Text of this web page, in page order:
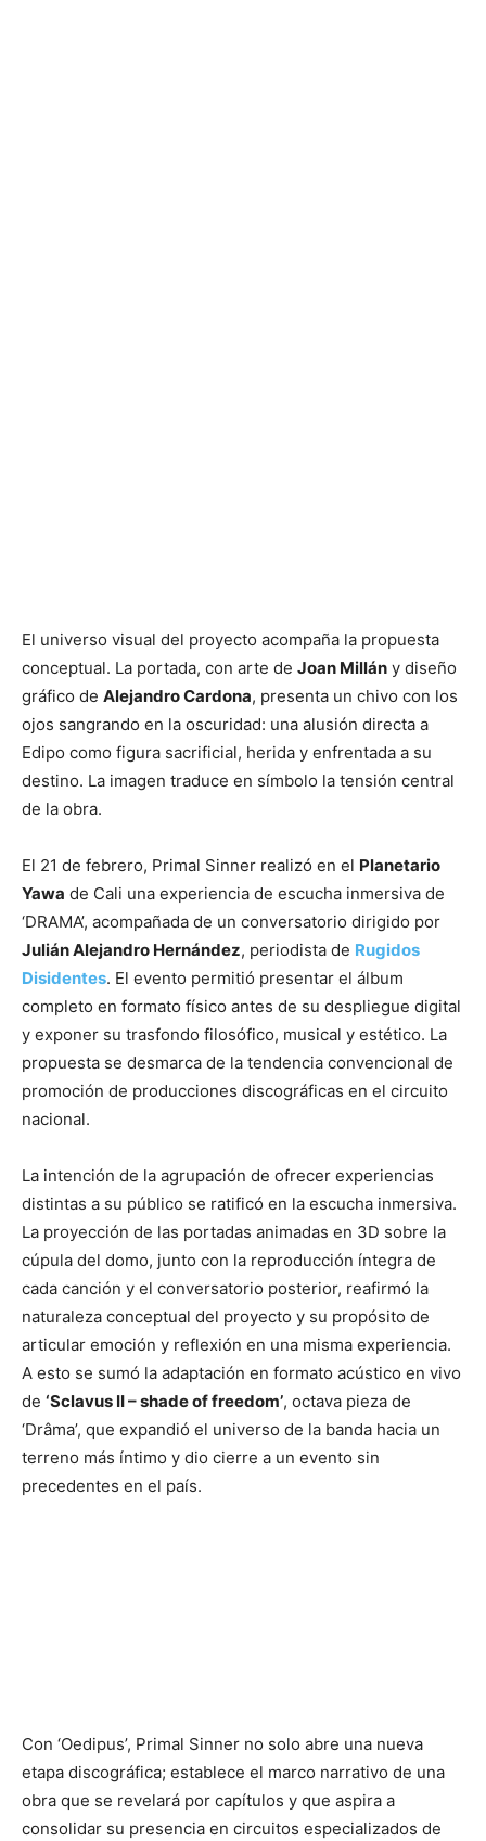
El universo visual del proyecto acompaña la propuesta
conceptual. La portada, con arte de Joan Millán y diseño
gráfico de Alejandro Cardona, presenta un chivo con los
ojos sangrando en la oscuridad: una alusión directa a
Edipo como figura sacrificial, herida y enfrentada a su
destino. La imagen traduce en símbolo la tensión central
de la obra.
El 21 de febrero, Primal Sinner realizó en el Planetario
Yawa de Cali una experiencia de escucha inmersiva de
‘DRAMA’, acompañada de un conversatorio dirigido por
Julián Alejandro Hernández, periodista de Rugidos
Disidentes. El evento permitió presentar el álbum
completo en formato físico antes de su despliegue digital
y exponer su trasfondo filosófico, musical y estético. La
propuesta se desmarca de la tendencia convencional de
promoción de producciones discográficas en el circuito
nacional.
La intención de la agrupación de ofrecer experiencias
distintas a su público se ratificó en la escucha inmersiva.
La proyección de las portadas animadas en 3D sobre la
cúpula del domo, junto con la reproducción íntegra de
cada canción y el conversatorio posterior, reafirmó la
naturaleza conceptual del proyecto y su propósito de
articular emoción y reflexión en una misma experiencia.
A esto se sumó la adaptación en formato acústico en vivo
de ‘Sclavus II – shade of freedom’, octava pieza de
‘Drâma’, que expandió el universo de la banda hacia un
terreno más íntimo y dio cierre a un evento sin
precedentes en el país.
Con ‘Oedipus’, Primal Sinner no solo abre una nueva
etapa discográfica; establece el marco narrativo de una
obra que se revelará por capítulos y que aspira a
consolidar su presencia en circuitos especializados de